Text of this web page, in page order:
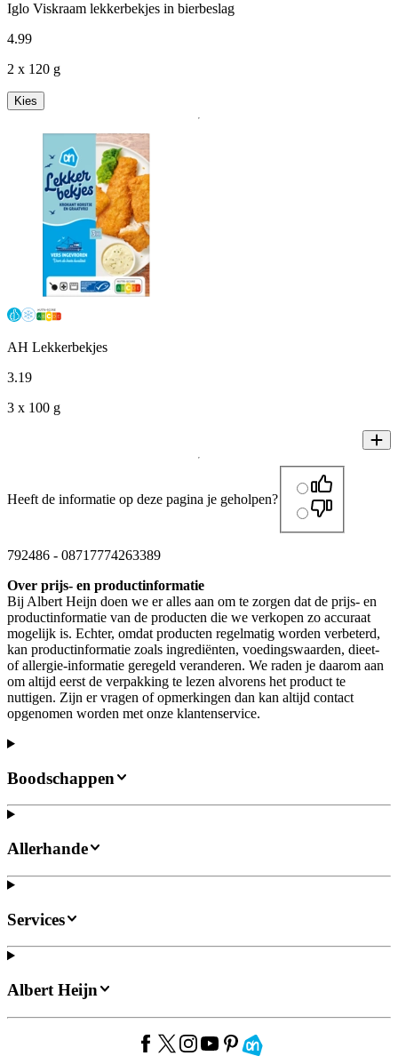
Iglo Viskraam lekkerbekjes in bierbeslag
4.99
2 x 120 g
Kies
AH Lekkerbekjes
3.19
3 x 100 g
Heeft de informatie op deze pagina je geholpen?
792486 - 08717774263389
Over prijs- en productinformatie
Bij Albert Heijn doen we er alles aan om te zorgen dat de prijs- en
productinformatie van de producten die we verkopen zo accuraat
mogelijk is. Echter, omdat producten regelmatig worden verbeterd,
kan productinformatie zoals ingrediënten, voedingswaarden, dieet-
of allergie-informatie geregeld veranderen. We raden je daarom aan
om altijd eerst de verpakking te lezen alvorens het product te
nuttigen. Zijn er vragen of opmerkingen dan kan altijd contact
opgenomen worden met onze klantenservice.
Boodschappen
Allerhande
Services
Albert Heijn